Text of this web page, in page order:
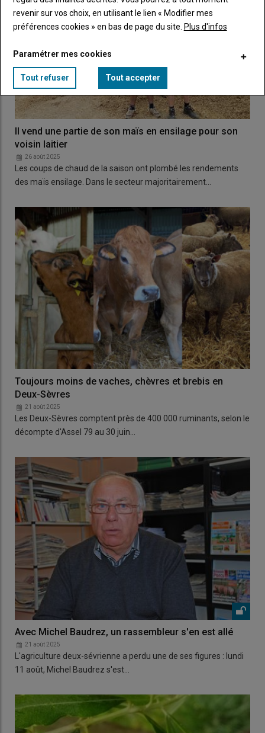
Il vend une partie de son maïs en ensilage pour son
voisin laitier
26 août 2025
Les coups de chaud de la saison ont plombé les rendements
des maïs ensilage. Dans le secteur majoritairement…
Toujours moins de vaches, chèvres et brebis en
Deux-Sèvres
21 août 2025
Les Deux-Sèvres comptent près de 400 000 ruminants, selon le
décompte d'Assel 79 au 30 juin…
Avec Michel Baudrez, un rassembleur s'en est allé
21 août 2025
L'agriculture deux-sévrienne a perdu une de ses figures : lundi
11 août, Michel Baudrez s'est…
revenir sur vos choix, en utilisant le lien « Modifier mes
préférences cookies » en bas de page du site. Plus d'infos
Paramétrer mes cookies
Tout refuser Tout accepter